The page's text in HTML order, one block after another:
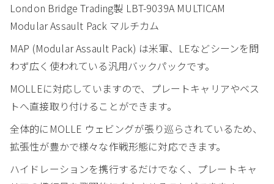
London Bridge Trading製 LBT-9039A MULTICAM
Modular Assault Pack マルチカム
MAP (Modular Assault Pack) は米軍、LEなどシーンを問
わず広く使われている汎用バックパックです。
MOLLEに対応していますので、プレートキャリアやベス
トへ直接取り付けることができます。
全体的にMOLLE ウェビングが張り巡らされているため、
拡張性が豊かで様々な作戦形態に対応できます。
ハイドレーションを携行するだけでなく、プレートキャ